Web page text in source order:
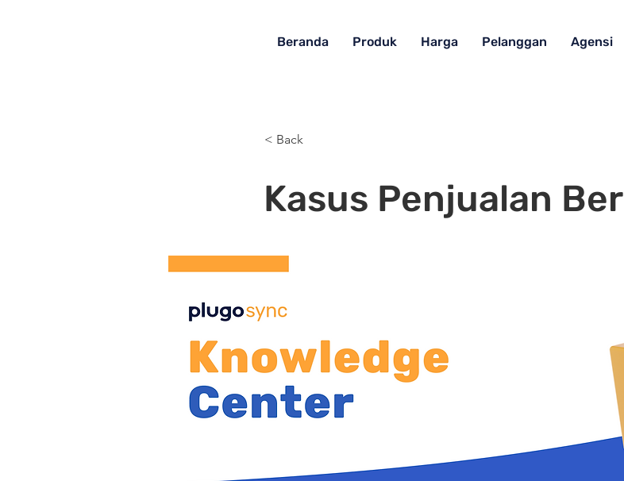
Beranda Produk Harga Pelanggan Agensi
< Back
Kasus Penjualan